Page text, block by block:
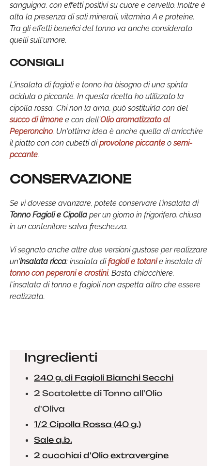
sanguigna, con effetti positivi su cuore e cervello. Inoltre è
alta la presenza di sali minerali, vitamina A e proteine.
Tra gli effetti benefici del tonno va anche considerato
quelli sull'umore.
CONSIGLI
L'insalata di fagioli e tonno ha bisogno di una spinta
acidula o piccante. In questa ricetta ho utilizzato la
cipolla rossa. Chi non la ama, può sostituirla con del
succo di limone e con dell'Olio aromatizzato al
Peperoncino. Un'ottima idea è anche quella di arricchire
il piatto con con cubetti diprovolone piccante osemi-
pccante.
CONSERVAZIONE
Se vi dovesse avanzare, potete conservare l'insalata di
Tonno Fagioli e Cipolla per un giorno in frigorifero, chiusa
in un contenitore salva freschezza.
Vi segnalo anche altre due versioni gustose per realizzare
un'insalata ricca: insalata difagioli e totanie insalata di
tonno con peperoni e crostini. Basta chiacchiere,
l'insalata di tonno e fagioli non aspetta altro che essere
realizzata.
Ingredienti
240 g. di Fagioli Bianchi Secchi
2 Scatolette di Tonno all'Olio
d'Oliva
1/2 Cipolla Rossa (40 g.)
Sale q.b.
2 cucchiai d'Olio extravergine